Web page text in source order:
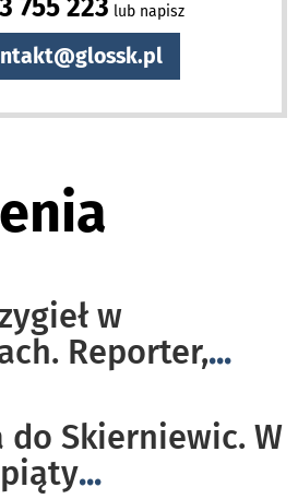
755 223 lub napisz
w
Reporter,...
do Skierniewic. W
...